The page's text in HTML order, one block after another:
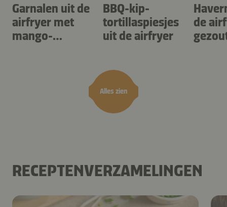
Alles zien
Garnalen uit de
airfryer met
mango-
BBQ-kip-
tortillaspiesjes
uit de airfryer
de
RECEPTENVERZAMELINGEN